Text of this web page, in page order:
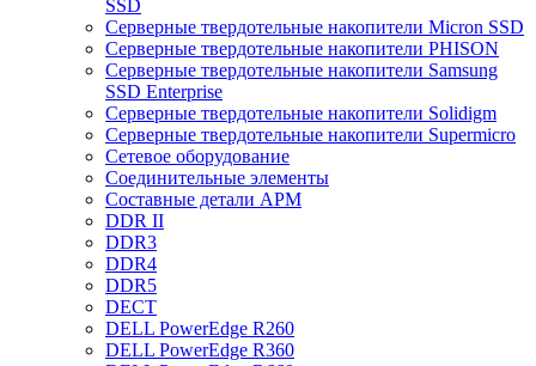
SSD
Cерверные твердотельные накопители Micron SSD
Cерверные твердотельные накопители PHISON
Cерверные твердотельные накопители Samsung
SSD Enterprise
Cерверные твердотельные накопители Solidigm
Cерверные твердотельные накопители Supermicro
Cетевое оборудование
Cоединительные элементы
Cоставные детали АРМ
DDR II
DDR3
DDR4
DDR5
DECT
DELL PowerEdge R260
DELL PowerEdge R360